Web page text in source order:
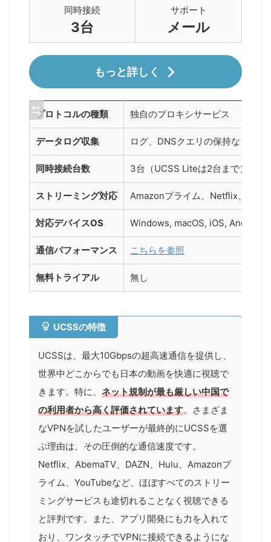
同時接続
3台
サポート
メール
もっと詳しく
プロトコルの種類 独自のプロキシサービス
データログ収集 ログ、DNSクエリの保持なし
同時接続台数 3台（UCSS Liteは2台まで）
ストリーミング対応 Amazonプライム、Netflix、Hulu
対応デバイスOS Windows, macOS, iOS, Android,
通信パフォーマンス こちらを参照
無料トライアル 無し
UCSSの特徴
UCSSは、最大10Gbpsの超高速通信を提供し、
世界中どこからでも日本の動画を快適に視聴で
きます。特に、 ネット規制が最も厳しい中国で
の利用者から高く評価されています。さまざま
なVPNを試したユーザーが最終的にUCSSを選
ぶ理由は、その圧倒的な通信速度です。
Netflix、AbemaTV、DAZN、Hulu、Amazonプ
ライム、YouTubeなど、ほぼすべてのストリー
ミングサービスも途切れることなく視聴できる
と評判です。また、アプリ開発にも力を入れて
おり、ワンタッチでVPNに接続できるようにな